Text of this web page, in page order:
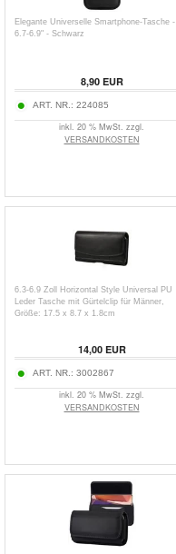
Elegante Universelle Smartphone-Tasche -
6.7-6.9" - Schwarz
8,90EUR
ART. NR.: 224085
inkl. 20 % MwSt. zzgl.
VERSANDKOSTEN
6.3-6.9 Zoll Horizontal Style Universal PU
Leder Tasche mit Gürtelclip für Männer,
Größe: 17.5 x 8.7 x 1.8cm
14,00EUR
ART. NR.: 3002867
inkl. 20 % MwSt. zzgl.
VERSANDKOSTEN